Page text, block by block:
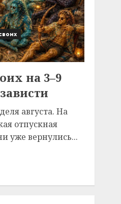
на 3–9
августа. На
отпускная
уже вернулись...